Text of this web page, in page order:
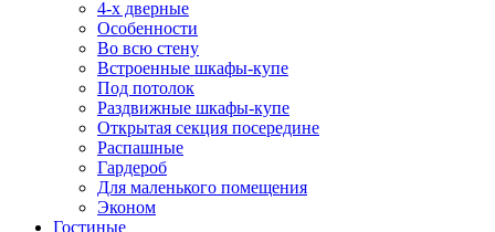
4-х дверные
Особенности
Во всю стену
Встроенные шкафы-купе
Под потолок
Раздвижные шкафы-купе
Открытая секция посередине
Распашные
Гардероб
Для маленького помещения
Эконом
Гостиные